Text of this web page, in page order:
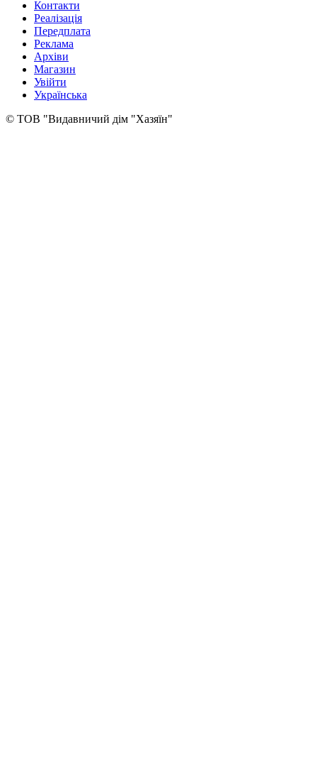
Контакти
Реалізація
Передплата
Реклама
Архіви
Магазин
Увійти
Українська
© ТОВ "Видавничий дім "Хазяїн"